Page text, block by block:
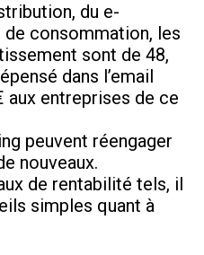
du e-
consommation, les
sont de 48,
dans l’email
aux entreprises de ce
peuvent réengager
nouveaux.
de rentabilité tels, il
simples quant à